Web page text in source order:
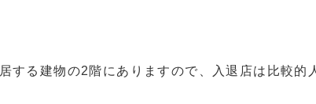
する建物の2階にありますので、入退店は比較的